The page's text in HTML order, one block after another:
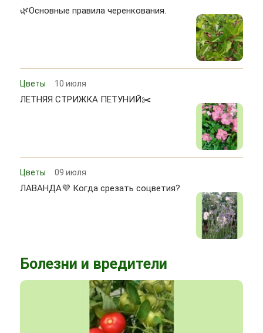
🌿Основные правила черенкования.
Цветы 10 июля
ЛЕТНЯЯ СТРИЖКА ПЕТУНИЙ✂️
Цветы 09 июля
ЛАВАНДА💜 Когда срезать соцветия?
Болезни и вредители